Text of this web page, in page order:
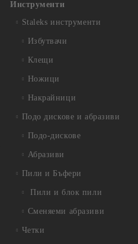
Инструменти
Staleks инструменти
Избутвачи
Клещи
Ножици
Накрайници
Подо дискове и абразиви
Подо-дискове
Абразиви
Пили и Бъфери
Пили и блок пили
Сменяеми абразиви
Четки